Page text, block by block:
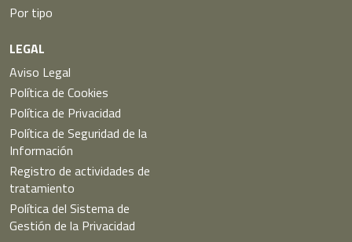
Por tipo
LEGAL
Aviso Legal
Política de Cookies
Política de Privacidad
Política de Seguridad de la
Información
Registro de actividades de
tratamiento
Política del Sistema de
Gestión de la Privacidad